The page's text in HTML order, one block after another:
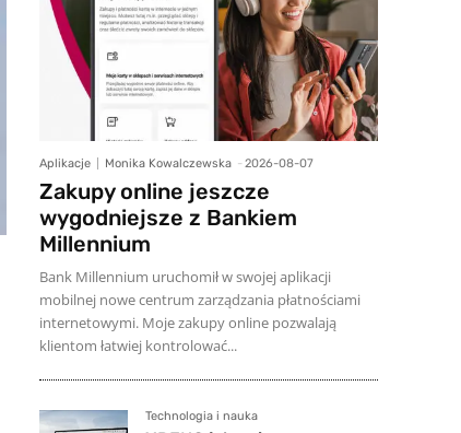
Aplikacje Monika Kowalczewska - 2026-08-07
Zakupy online jeszcze
wygodniejsze z Bankiem
Millennium
Bank Millennium uruchomił w swojej aplikacji
mobilnej nowe centrum zarządzania płatnościami
internetowymi. Moje zakupy online pozwalają
klientom łatwiej kontrolować...
Technologia i nauka